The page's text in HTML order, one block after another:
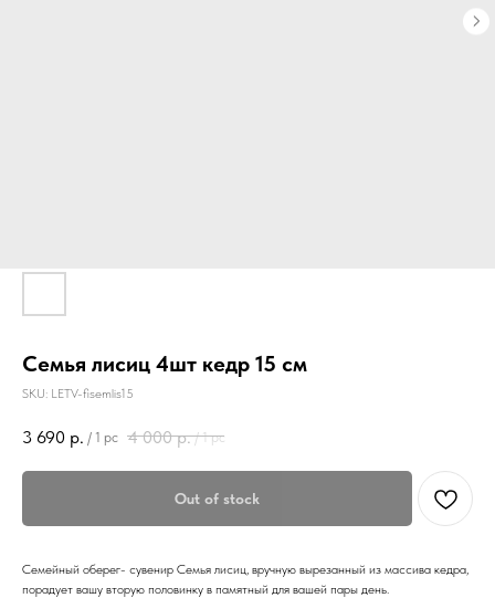
Семья лисиц 4шт кедр 15 см
SKU: LETV-fisemlis15
3 690 р. / 1 pc 4 000 р. / 1 pc
Out of stock
Семейный оберег- сувенир Семья лисиц, вручную вырезанный из массива кедра,
порадует вашу вторую половинку в памятный для вашей пары день.